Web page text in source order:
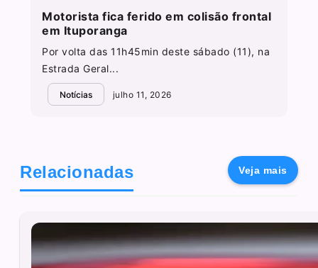
Motorista fica ferido em colisão frontal
em Ituporanga
Por volta das 11h45min deste sábado (11), na
Estrada Geral...
Notícias julho 11, 2026
Relacionadas Veja mais